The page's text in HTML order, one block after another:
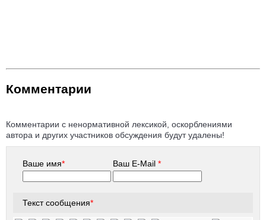
Комментарии
Комментарии с ненормативной лексикой, оскорблениями
автора и других участников обсуждения будут удалены!
Ваше имя* Ваш E-Mail*
Текст сообщения*